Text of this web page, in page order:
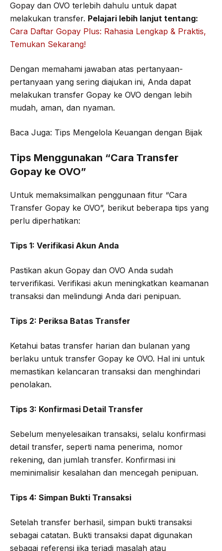
Gopay dan OVO terlebih dahulu untuk dapat
melakukan transfer. Pelajari lebih lanjut tentang:
Cara Daftar Gopay Plus: Rahasia Lengkap & Praktis,
Temukan Sekarang!
Dengan memahami jawaban atas pertanyaan-
pertanyaan yang sering diajukan ini, Anda dapat
melakukan transfer Gopay ke OVO dengan lebih
mudah, aman, dan nyaman.
Baca Juga: Tips Mengelola Keuangan dengan Bijak
Tips Menggunakan “Cara Transfer
Gopay ke OVO”
Untuk memaksimalkan penggunaan fitur “Cara
Transfer Gopay ke OVO”, berikut beberapa tips yang
perlu diperhatikan:
Tips 1: Verifikasi Akun Anda
Pastikan akun Gopay dan OVO Anda sudah
terverifikasi. Verifikasi akun meningkatkan keamanan
transaksi dan melindungi Anda dari penipuan.
Tips 2: Periksa Batas Transfer
Ketahui batas transfer harian dan bulanan yang
berlaku untuk transfer Gopay ke OVO. Hal ini untuk
memastikan kelancaran transaksi dan menghindari
penolakan.
Tips 3: Konfirmasi Detail Transfer
Sebelum menyelesaikan transaksi, selalu konfirmasi
detail transfer, seperti nama penerima, nomor
rekening, dan jumlah transfer. Konfirmasi ini
meminimalisir kesalahan dan mencegah penipuan.
Tips 4: Simpan Bukti Transaksi
Setelah transfer berhasil, simpan bukti transaksi
sebagai catatan. Bukti transaksi dapat digunakan
sebagai referensi jika terjadi masalah atau